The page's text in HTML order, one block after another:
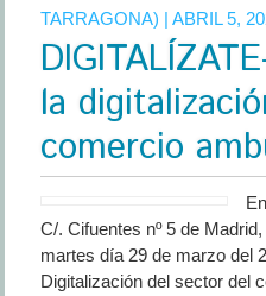
TARRAGONA) | ABRIL 5,
la
comercio
C/. Cifuentes nº 5 de
martes día 29 de marzo del
Digitalización del sector del